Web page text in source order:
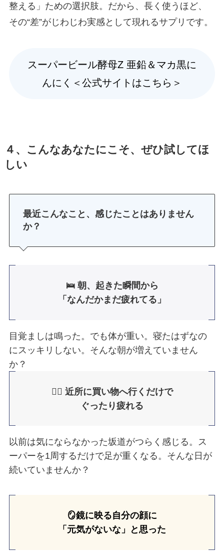
整える」ための選択肢。だから、長く使うほど、
その“差”がじわじわ実感として現れるサプリです。
スーパービール酵母Z 亜鉛＆マカ黒に
んにく＜公式サイトはこちら＞
４、こんなあなたにこそ、ぜひ試してほ
しい
最近こんなこと、感じたことはありません
か？
🛌 朝、起きた瞬間から
「なんだかまだ疲れてる」
目覚ましは鳴った。でも体が重い。寝たはずなの
にスッキリしない。そんな朝が増えていません
か？
🚶‍♂️ 近所に買い物へ行くだけで
ぐったり疲れる
以前は気にならなかった坂道がつらく感じる。ス
ーパーを1周するだけで足が重くなる。そんな日が
続いていませんか？
🪞鏡に映る自分の顔に
「元気がないな」と思った